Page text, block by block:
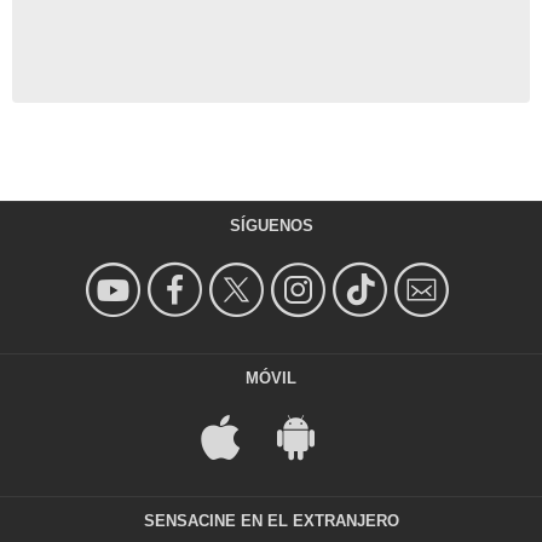
SÍGUENOS
MÓVIL
SENSACINE EN EL EXTRANJERO